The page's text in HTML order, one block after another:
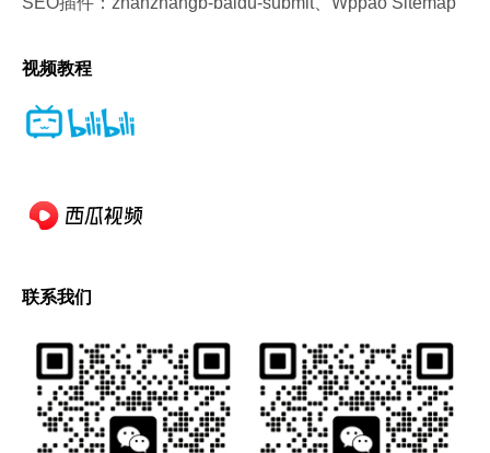
视频教程
联系我们